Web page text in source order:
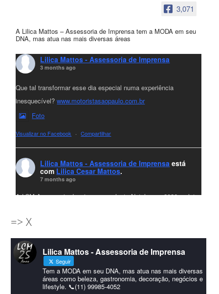
3,071
A Lilica Mattos – Assessoria de Imprensa tem a MODA em seu
DNA, mas atua nas mais diversas áreas
Lilica Mattos - Assessoria de Imprensa
3 months ago
Que tal transformar esse dia especial numa experiência
inesquecível?www.motoristasaopaulo.com.br
Foto
Visualizar no Facebook · Compartilhar
Lilica Mattos - Assessoria de Imprensa está
com Lilica Cesar Mattos.
7 months ago
A LCM Assessoria deseja um excelente Natal e um 2026 repleto
amigos que sempre nos acompanham!🎄✨🥂❤️
#lcmassessoriassessoria#natal #merrychristmas #felizanonovo
#HappyNewYear
Foto
Visualizar no Facebook · Compartilhar
=> X
Lilica Mattos - Assessoria de Imprensa
Seguir
Tem a MODA em seu DNA, mas atua nas mais diversas
áreas como beleza, gastronomia, decoração, negócios e
lifestyle. 📞(11) 99985-4052